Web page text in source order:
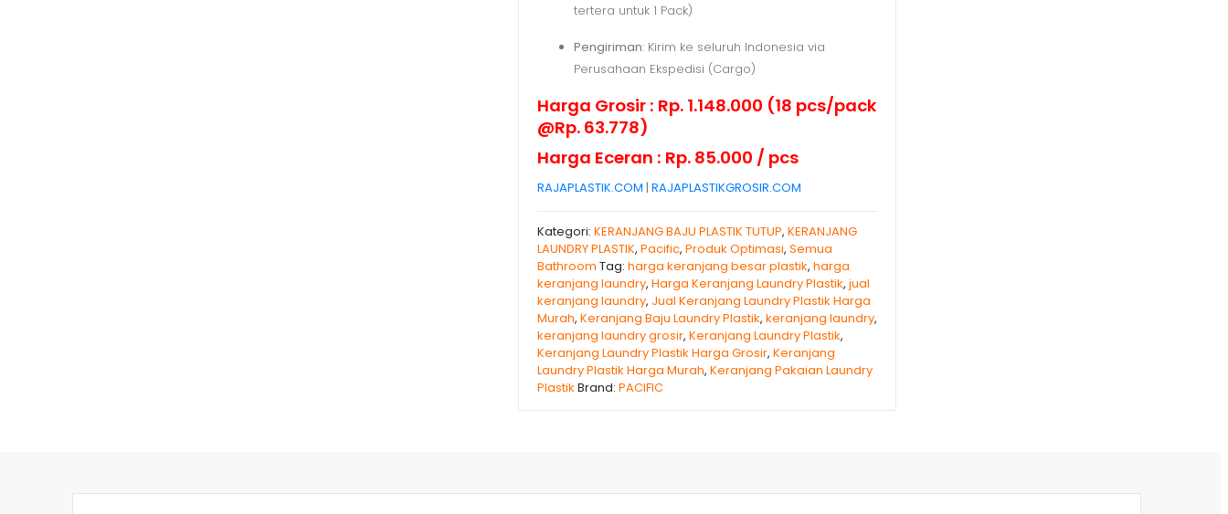
tertera untuk 1 Pack)
Pengiriman: Kirim ke seluruh Indonesia via
Perusahaan Ekspedisi (Cargo)
Harga Grosir : Rp. 1.148.000 (18 pcs/pack
@Rp. 63.778)
Harga Eceran : Rp. 85.000 / pcs
RAJAPLASTIK.COM | RAJAPLASTIKGROSIR.COM
Kategori: KERANJANG BAJU PLASTIK TUTUP, KERANJANG
LAUNDRY PLASTIK, Pacific, Produk Optimasi, Semua
Bathroom Tag: harga keranjang besar plastik, harga
keranjang laundry, Harga Keranjang Laundry Plastik, jual
keranjang laundry, Jual Keranjang Laundry Plastik Harga
Murah, Keranjang Baju Laundry Plastik, keranjang laundry,
keranjang laundry grosir, Keranjang Laundry Plastik,
Keranjang Laundry Plastik Harga Grosir, Keranjang
Laundry Plastik Harga Murah, Keranjang Pakaian Laundry
Plastik Brand: PACIFIC